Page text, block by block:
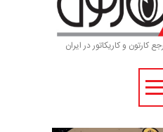
و کاریکاتور در ایران